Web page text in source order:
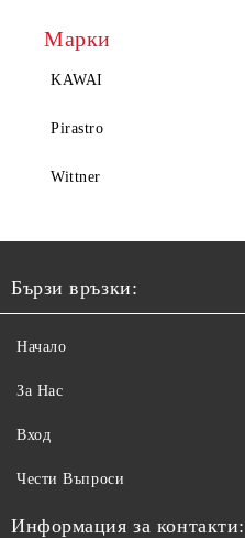
Марки
KAWAI
Pirastro
Wittner
Бързи връзки:
Начало
За Нас
Вход
Чести Въпроси
Информация за контакти: